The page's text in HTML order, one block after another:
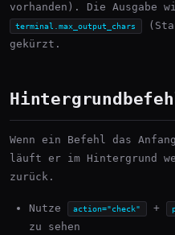
vorhanden). Die Ausgabe
terminal.max_output_chars
gekürzt.
Wenn ein Befehl das
läuft er im Hintergrund
zurück.
Nutze action="check" +
zu sehen